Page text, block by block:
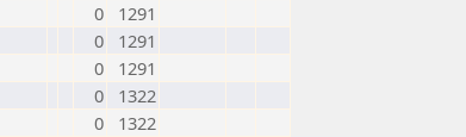
0
1291
0
1291
0
1291
0
1322
0
1322